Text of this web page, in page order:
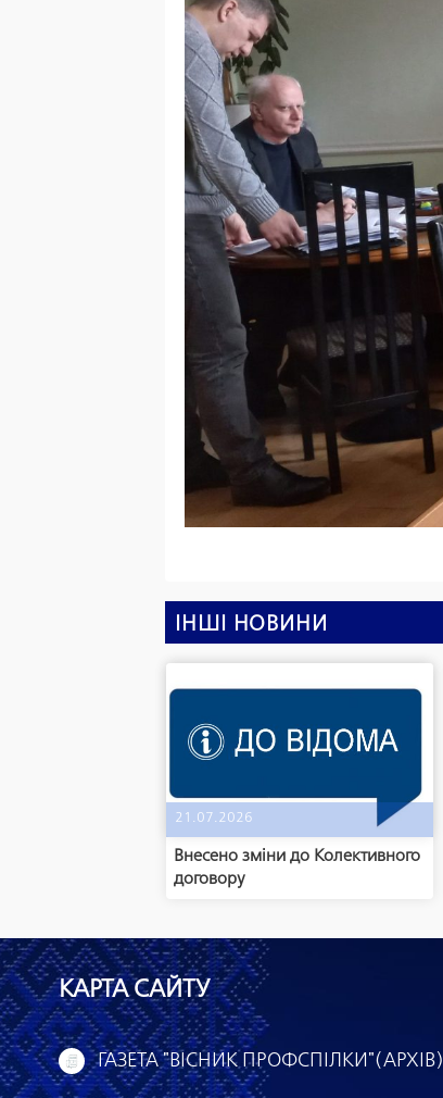
ІНШІ НОВИНИ
21.07.2026
Внесено зміни до Колективного
договору
КАРТА САЙТУ
ГАЗЕТА "ВІСНИК ПРОФСПІЛКИ"(АРХІВ)